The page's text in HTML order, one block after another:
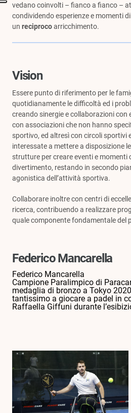
vedano coinvolti – fianco a fianco –
condividendo esperienze e momenti
un reciprocoarricchimento.
Vision
Essere punto di riferimento per le
quotidianamente le difficoltà ed i
creando sinergie e collaborazioni con
con associazioni che non hanno
sportivo, ed altresì con circoli sportivi
interessate a mettere a disposizione
strutture per creare eventi e momenti
divertimento, restando in secondo
agonistica dell’attività sportiva.
Collaborare inoltre con centri di
ricerca, contribuendo a realizzare
quale componente fondamentale del
Federico Mancarella
Federico Mancarella
Campione Paralimpico di
medaglia di bronzo a Tokyo
tantissimo a giocare a padel in
Raffaella Giffuni durante